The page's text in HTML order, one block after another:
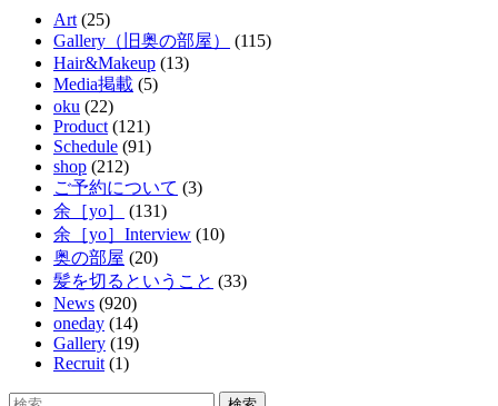
Art (25)
Gallery（旧奥の部屋）
(115)
Hair&Makeup (13)
Media掲載 (5)
oku (22)
Product (121)
Schedule (91)
shop (212)
ご予約について (3)
余［yo］
(131)
余［yo］Interview (10)
奥の部屋 (20)
髪を切るということ (33)
News (920)
oneday (14)
Gallery (19)
Recruit (1)
検